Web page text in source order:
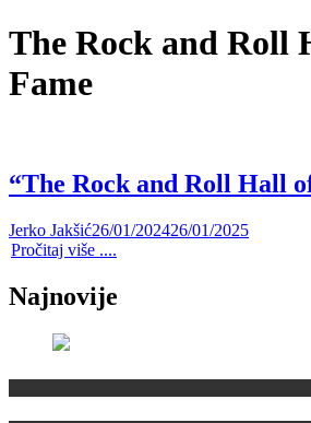
The Rock and Roll
Fame
“The Rock and Roll Hall
Jerko Jakšić26/01/202426/01/2025
Pročitaj više ....
Najnovije